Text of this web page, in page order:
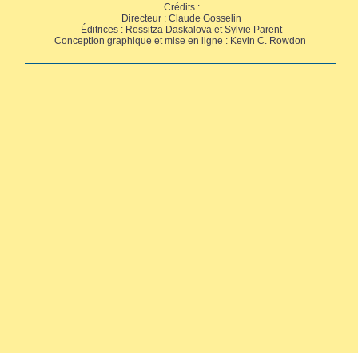
Crédits :
Directeur : Claude Gosselin
Éditrices : Rossitza Daskalova et Sylvie Parent
Conception graphique et mise en ligne : Kevin C. Rowdon